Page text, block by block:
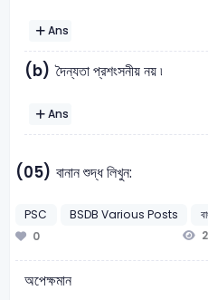
Ans
(b) দৈন্যতা প্রশংসনীয় নয় ৷
Ans
(05) বানান শুদ্ধ লিখুন:
PSC BSDB Various Posts
0
অপেক্ষমান